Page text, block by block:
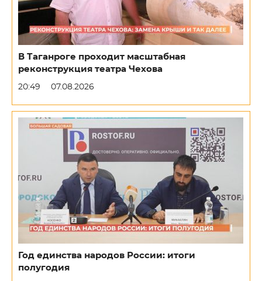
В Таганроге проходит масштабная
реконструкция театра Чехова
20:49 07.08.2026
Год единства народов России: итоги
полугодия